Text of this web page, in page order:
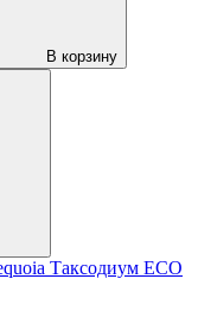
В корзину